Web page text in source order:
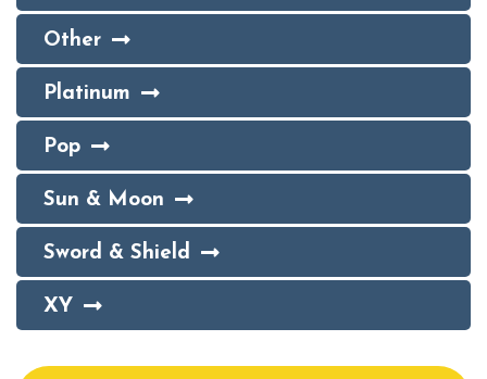
Other
Platinum
Pop
Sun & Moon
Sword & Shield
XY